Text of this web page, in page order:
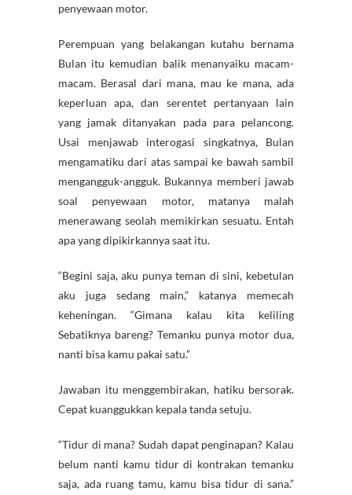
penyewaan motor.
Perempuan yang belakangan kutahu bernama
Bulan itu kemudian balik menanyaiku macam-
macam. Berasal dari mana, mau ke mana, ada
keperluan apa, dan serentet pertanyaan lain
yang jamak ditanyakan pada para pelancong.
Usai menjawab interogasi singkatnya, Bulan
mengamatiku dari atas sampai ke bawah sambil
mengangguk-angguk. Bukannya memberi jawab
soal penyewaan motor, matanya malah
menerawang seolah memikirkan sesuatu. Entah
apa yang dipikirkannya saat itu.
“Begini saja, aku punya teman di sini, kebetulan
aku juga sedang main,” katanya memecah
keheningan. “Gimana kalau kita keliling
Sebatiknya bareng? Temanku punya motor dua,
nanti bisa kamu pakai satu.”
Jawaban itu menggembirakan, hatiku bersorak.
Cepat kuanggukkan kepala tanda setuju.
“Tidur di mana? Sudah dapat penginapan? Kalau
belum nanti kamu tidur di kontrakan temanku
saja, ada ruang tamu, kamu bisa tidur di sana.”